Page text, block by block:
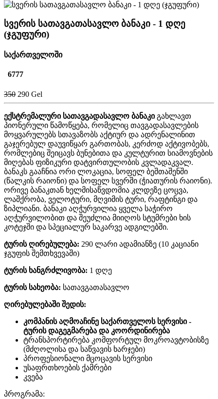
სვერის სათავგათასავლო ბანაკი - 1 დღე
(ჯგუფური)
საქართველოში
6777
350 290 Gel
ექსტრემალური სათავგადასავლო ბანაკიგახლავთ
პიონერული წამოწყება, რომელიც თავგადასავლების
მოყვარულებს სთავაზობს აქტიურ და ადრენალინით
გაჯერებულ დაუვიწყარ გართობას, კერძოდ აქტივობებს,
რომლებიც შეიცავს ბუნებითა და კულტურით სიამოვნების
მიღებას ფიზიკური დატვირთულობის კვლადაკვალ.
ბანაკს გააჩნია ორი ლოკაცია, სოფელ ბეშთაშენში
(წალკის რაიონი) და სოფელ სვერში (ჭიათურის რაიონი).
ორივე ბანაკთან ხელმისაწვდომია კლდეზე ცოცვა,
ლაშქრობა, ველოტური, მღვიმის ტური, რაფტინგი და
ზიპლიანი. ბანაკი აღჭურვილია ყველა საჭირო
აღჭურვილობით და შეუძლია მიიღოს სტუმრები ხის
კოტეჯში და სპეციალურ საკარვე ადგილებში.
ტურის ღირებულება: 290 ლარი ადამიანზე (10 კაციანი
ჯგუფის შემთხვევაში)
ტურის ხანგრძლივობა: 1 დღე
ტურის სახეობა: სათავგათასავლო
ღირებულებაში შედის:
კომპანის აღმოაჩინე საქართველოს სერვისი -
ტურის დაგეგმარება და კოორდინირება
ტრანსპორტირება კომფორტულ მოკროავტობისზე
(მძღოლისა და საწვავის ხარჯები)
პროფესიონალი მცოცავის სერვისი
უსაფრთხოების ქამრები
კვება
პროგრამა: